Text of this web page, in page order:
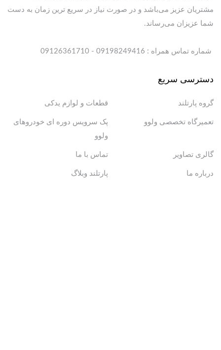
مشتریان عزیز می‌باشد و در صورت نیاز در سریع ترین زمان به دست
شما عزیزان می‌رساند.
شماره تماس همراه : 09198249416 - 09126361710
دسترسی سریع
گروه پارتلند قطعات و لوازم یدکی
تعمیرگاه تخصصی ولوو
پک سرویس دوره ای خودروهای
ولوو
گالری تصاویر تماس با ما
درباره ما پارتلند وبلاگ